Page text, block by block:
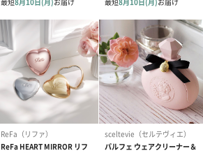
コットン巾着 【誕生
日】（スモーキーピン
ク）S（550円）
コットン巾着
とう】 S（550